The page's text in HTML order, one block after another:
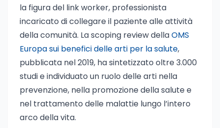
la figura del link worker, professionista
incaricato di collegare il paziente alle attività
della comunità. La scoping review dellaOMS
Europa sui benefici delle arti per la salute,
pubblicata nel 2019, ha sintetizzato oltre 3.000
studi e individuato un ruolo delle arti nella
prevenzione, nella promozione della salute e
nel trattamento delle malattie lungo l’intero
arco della vita.